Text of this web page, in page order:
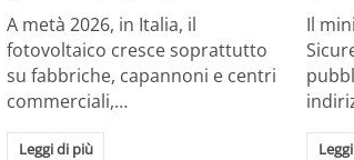
A metà 2026, in Italia, il
fotovoltaico cresce soprattutto
su fabbriche, capannoni e centri
commerciali,…
Leggi di più
Il